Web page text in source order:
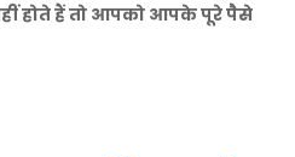
होते हैं तो आपको आपके पूरे पैसे